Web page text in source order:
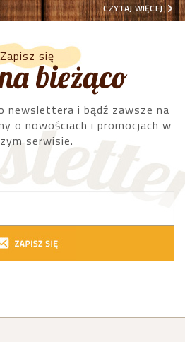
CZYTAJ WIĘCEJ
Zapisz się
bieżąco
newslettera i bądź zawsze na
o nowościach i promocjach w
serwisie.